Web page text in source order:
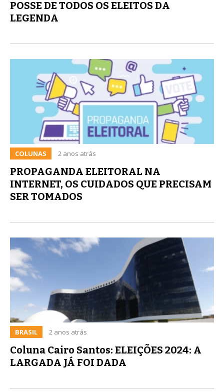
POSSE DE TODOS OS ELEITOS DA
LEGENDA
COLUNAS 2 anos atrás
PROPAGANDA ELEITORAL NA
INTERNET, OS CUIDADOS QUE PRECISAM
SER TOMADOS
BRASIL 2 anos atrás
Coluna Cairo Santos: ELEIÇÕES 2024: A
LARGADA JÁ FOI DADA